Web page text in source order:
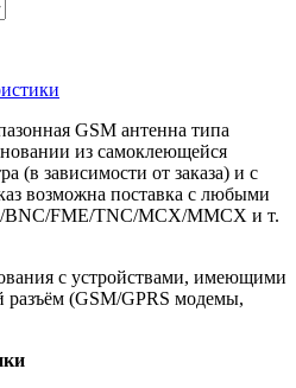
GSM антенна типа
из самоклеющейся
(в зависимости от заказа) и с
возможна поставка с любыми
BNC/FME/TNC/MCX/MMCX и т.
с устройствами, имеющими
разъём (GSM/GPRS модемы,